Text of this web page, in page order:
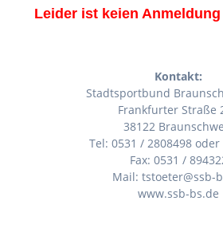
Leider ist keien
Kontakt:
Stadtsportbund
Frankfurter Straße
38122
Tel: 0531 / 2808498 oder
Fax: 0531 /
Mail: tstoeter@ssb-
www.ssb-bs.de